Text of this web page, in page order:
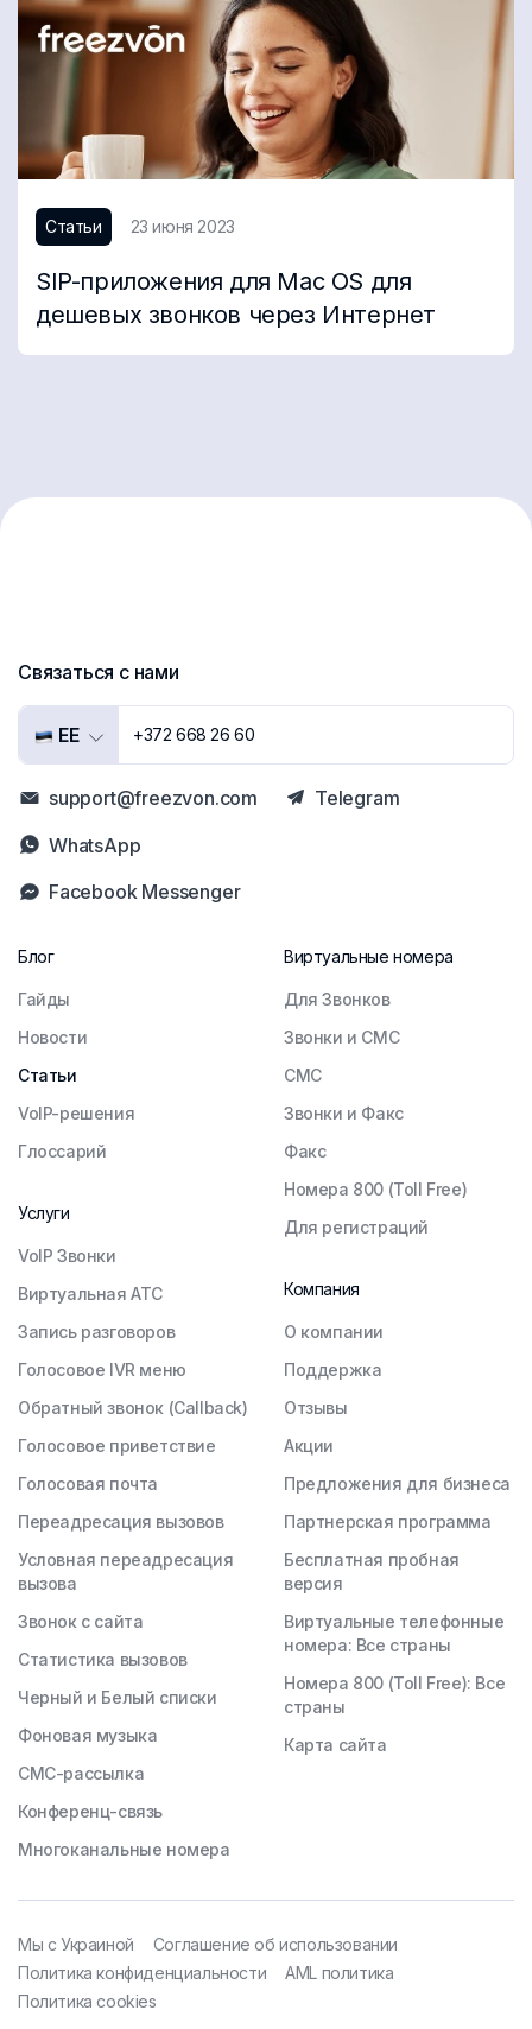
Статьи 23 июня 2023
SIP-приложения для Mac OS для
дешевых звонков через Интернет
Связаться с нами
EE +372 668 26 60
support@freezvon.com
Facebook Messenger
Telegram
WhatsApp
Блог
Гайды
Новости
Статьи
VoIP-решения
Глоссарий
Услуги
VoIP Звонки
Виртуальная АТС
Запись разговоров
Голосовое IVR меню
Обратный звонок (Callback)
Голосовое приветствие
Голосовая почта
Переадресация вызовов
Условная переадресация
вызова
Звонок с сайта
Статистика вызовов
Черный и Белый списки
Фоновая музыка
СМС-рассылка
Конференц-связь
Многоканальные номера
Виртуальные номера
Для Звонков
Звонки и СМС
СМС
Звонки и Факс
Факс
Номера 800 (Toll Free)
Для регистраций
Компания
О компании
Поддержка
Отзывы
Акции
Предложения для бизнеса
Партнерская программа
Бесплатная пробная
версия
Виртуальные телефонные
номера: Все страны
Номера 800 (Toll Free): Все
страны
Карта сайта
Мы с Украиной
Соглашение об использовании
Политика конфиденциальности
AML политика
Политика cookies